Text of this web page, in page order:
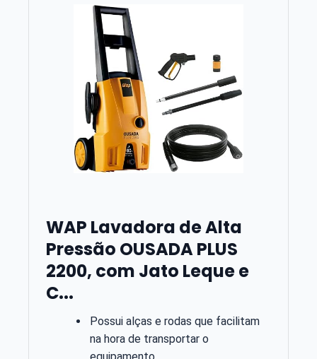
WAP Lavadora de Alta
Pressão OUSADA PLUS
2200, com Jato Leque e
C...
Possui alças e rodas que facilitam
na hora de transportar o
equipamento.